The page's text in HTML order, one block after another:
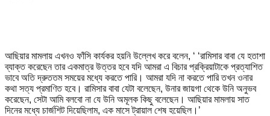
আছিয়ার মামলায় এখনও ফাঁসি কার্যকর হয়নি উল্লেখ করে বলেন, ‘ ‘রামিসার বাবা যে হতাশা
ব্যাক্ত করেছেন তার একমাত্র উত্তর হবে যদি আমরা এ বিচার প্রক্রিয়াটাকে প্রত্যাশিত
ভাবে অতি দ্রুততম সময়ের মধ্যে করতে পারি। আমরা যদি না করতে পারি তখন ওনার
কথা সত্য প্রমাণিত হবে। রামিসার বাবা যেটা বলেছেন, উনার জায়গা থেকে উনি অনুভব
করেছেন, সেটা আমি বলবো না যে উনি অমূলক কিছু বলেছেন। আছিয়ার মামলায় সাত
দিনের মধ্যে চার্জশিট দিয়েছিলাম, এক মাসে ট্রায়াল শেষ হয়েছিল।’